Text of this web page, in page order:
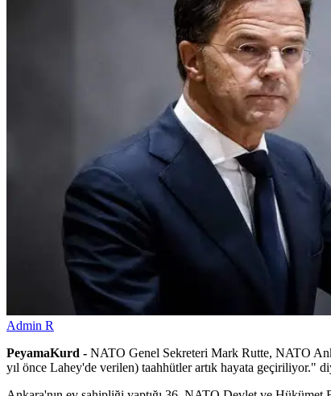
Admin R
PeyamaKurd - NATO Genel Sekreteri Mark Rutte, NATO
yıl önce Lahey'de verilen) taahhütler artık hayata geçiriliyor."